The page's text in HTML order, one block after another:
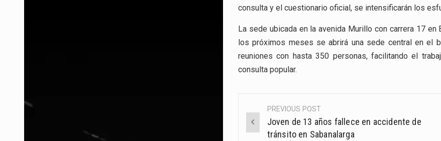
consulta y el cuestionario oficial, se intensificarán los
La sede ubicada en la avenida Murillo con carrera 17
los próximos meses se abrirá una sede central en el
reuniones con hasta 350 personas, facilitando el
consulta popular.
Post
navigation
PREVIOUS POST
Joven de 13 años fallece en accidente de
tránsito en Sabanalarga